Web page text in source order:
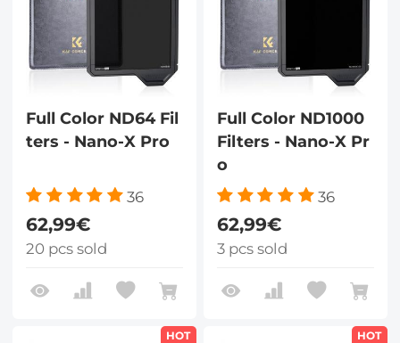
Full Color ND64 Fil
ters - Nano-X Pro
36
62,99€
20 pcs sold
Full Color ND1000
Filters - Nano-X Pr
o
36
62,99€
3 pcs sold
HOT HOT